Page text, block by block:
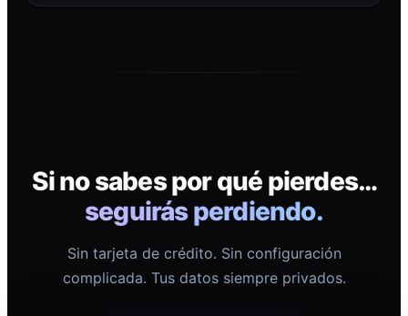
Si no sabes por qué pierdes…
seguirás perdiendo.
Sin tarjeta de crédito. Sin configuración
complicada. Tus datos siempre privados.